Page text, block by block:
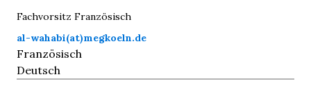
Fachvorsitz Französisch
al-wahabi(at)megkoeln.de
Französisch
Deutsch